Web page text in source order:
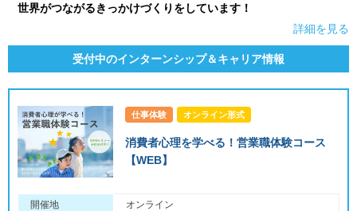
世界がつながるきっかけづくりをしています！
詳細を見る
受付中のインターンシップ＆キャリア情報
仕事体験 オンライン形式
消費者心理を学べる！営業職体験コース
【WEB】
開催地
オンライン